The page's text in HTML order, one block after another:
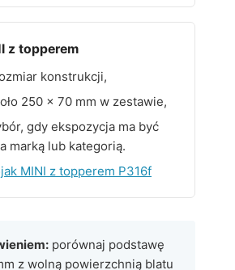
z topperem
konstrukcji,
250 × 70 mm w zestawie,
gdy ekspozycja ma być
marką lub kategorią.
MINI z topperem P316f
porównaj podstawę
z wolną powierzchnią blatu